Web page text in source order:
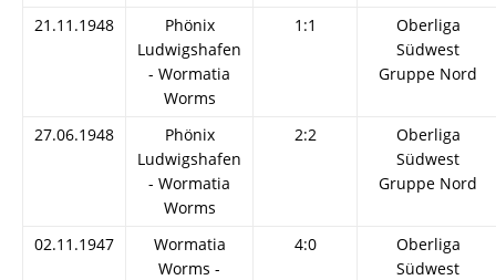
21.11.1948
Phönix
Ludwigshafen
- Wormatia
Worms
1:1
Oberliga
Südwest
Gruppe Nord
27.06.1948
Phönix
Ludwigshafen
- Wormatia
Worms
2:2
Oberliga
Südwest
Gruppe Nord
02.11.1947
Wormatia
Worms -
4:0
Oberliga
Südwest